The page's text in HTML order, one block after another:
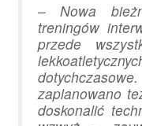
–Nowa
treningów
przede
zaplanowano
doskonalić